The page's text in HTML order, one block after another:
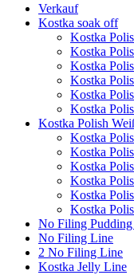
Verkauf
Kostka soak off
Kostka
Kostka
Kostka
Kostka
Kostka
Kostka
Kostka Polish
Kostka
Kostka
Kostka
Kostka
Kostka
Kostka
No Filing
No Filing Line
2 No Filing Line
Kostka Jelly Line